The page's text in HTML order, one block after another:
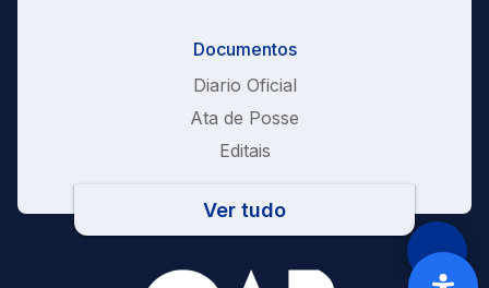
Documentos
Diario Oficial
Ata de Posse
Editais
Ver tudo